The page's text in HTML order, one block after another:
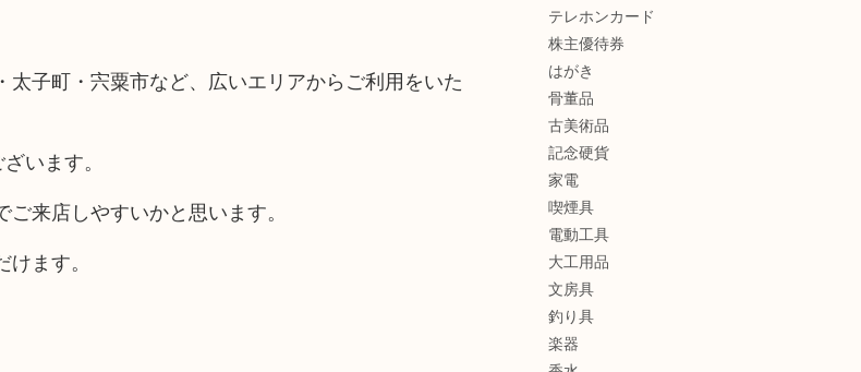
子町・宍粟市など、広いエリアからご利用をいた
います。
来店しやすいかと思います。
ます。
テレホンカード
株主優待券
はがき
骨董品
古美術品
記念硬貨
家電
喫煙具
電動工具
大工用品
文房具
釣り具
楽器